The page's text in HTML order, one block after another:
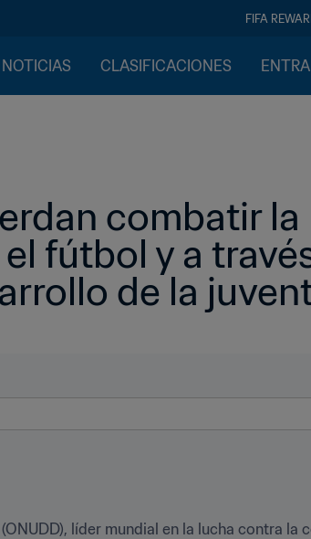
FIFA
NOTICIAS CLASIFICACIONES
combatir la
fútbol y a
de la
líder mundial en la lucha contra la